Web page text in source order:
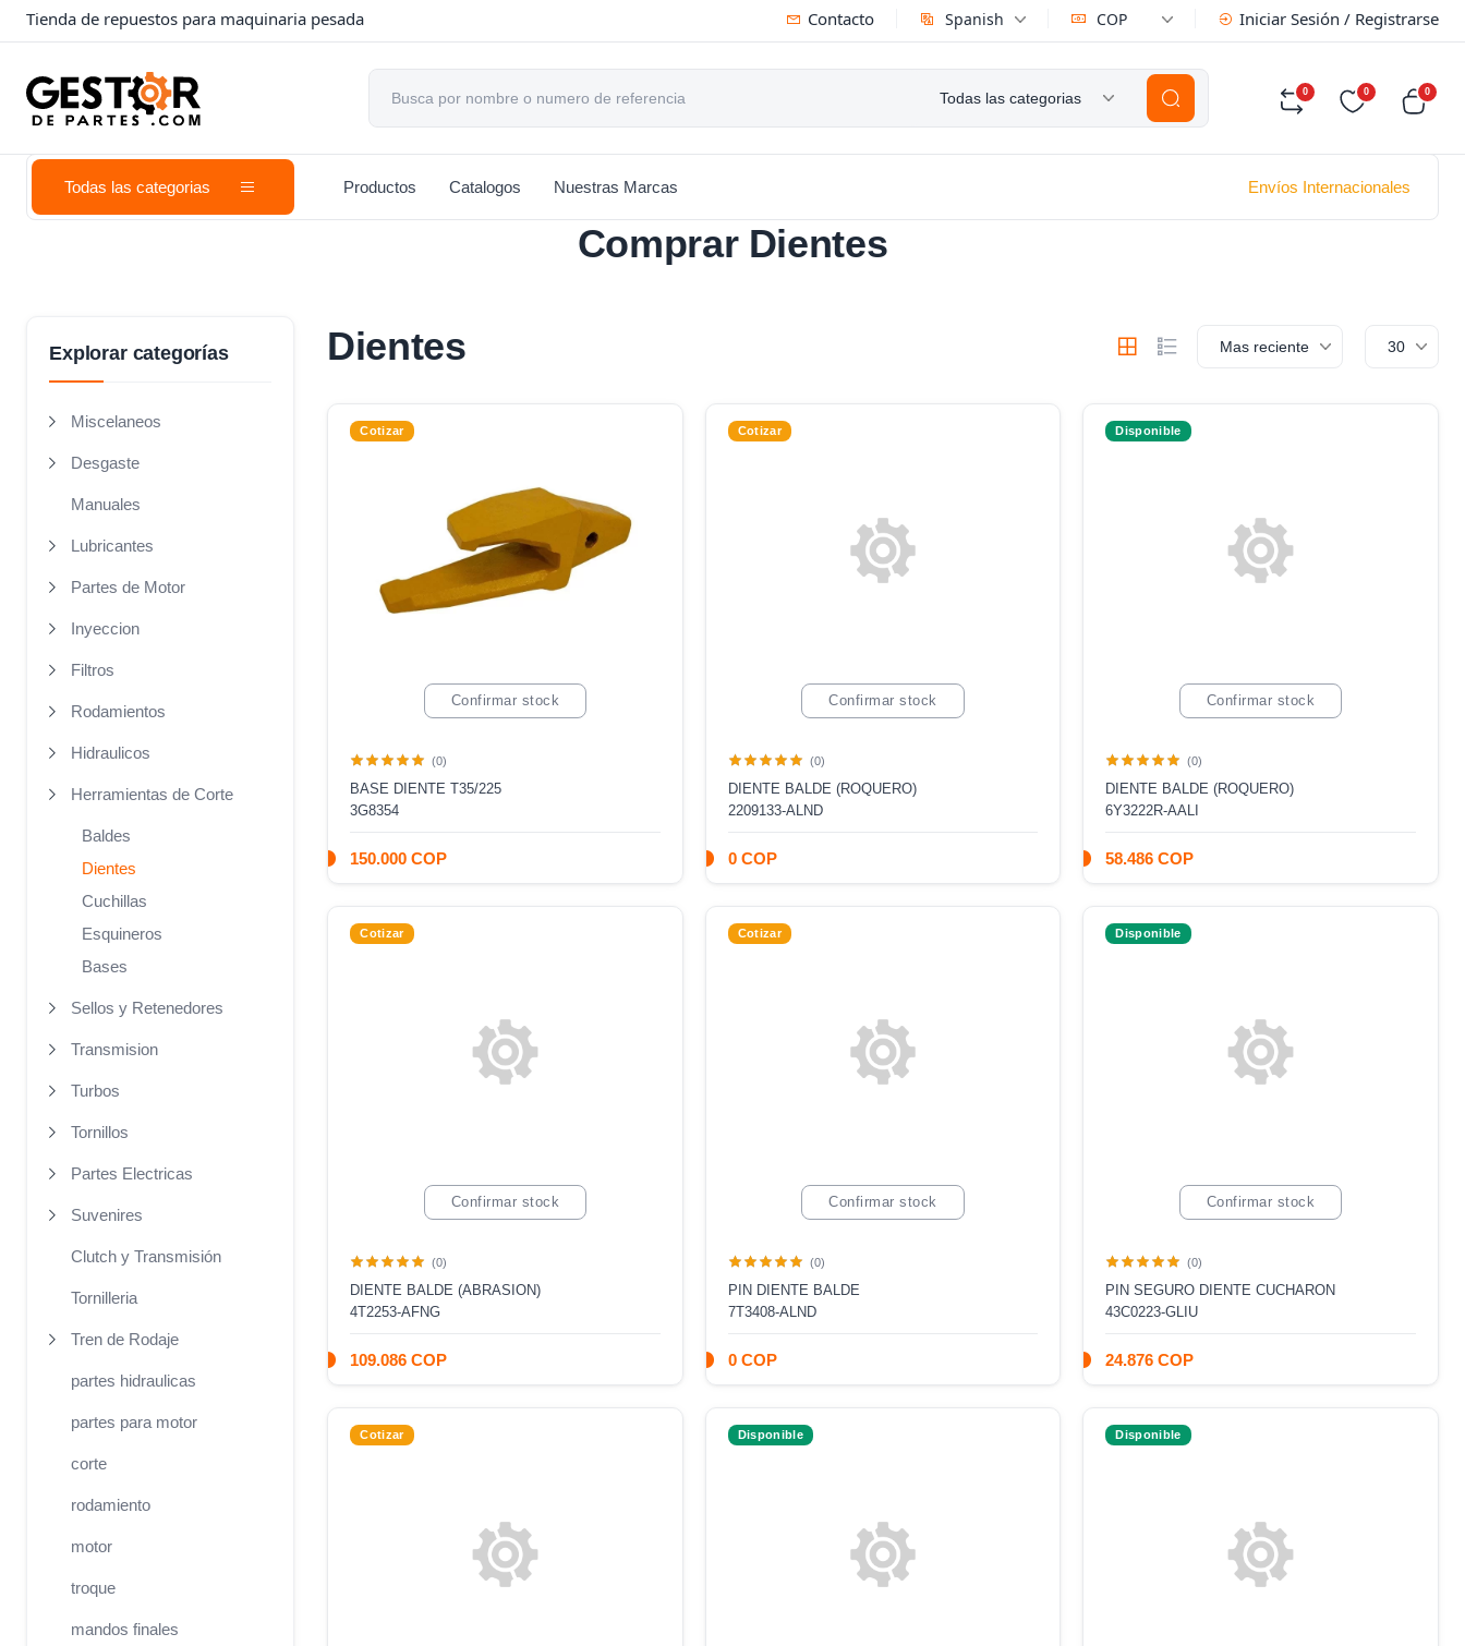
Tienda de repuestos para maquinaria pesada Contacto Spanish COP Iniciar Sesión / Registrarse
Todas las categorias 0 0 0
Todas las categorias Productos Catalogos Nuestras Marcas Envíos Internacionales
Comprar Dientes
Explorar categorías
Miscelaneos
Desgaste
Manuales
Lubricantes
Partes de Motor
Inyeccion
Filtros
Rodamientos
Hidraulicos
Herramientas de Corte
Baldes
Dientes
Cuchillas
Esquineros
Bases
Sellos y Retenedores
Transmision
Turbos
Tornillos
Partes Electricas
Suvenires
Clutch y Transmisión
Tornilleria
Tren de Rodaje
partes hidraulicas
partes para motor
corte
rodamiento
motor
troque
mandos finales
Dientes Mas reciente 30
Confirmar stock
Cotizar
(0)
BASE DIENTE T35/225
3G8354
150.000 COP
Confirmar stock
Cotizar
(0)
DIENTE BALDE (ROQUERO)
2209133-ALND
0 COP
Confirmar stock
Disponible
(0)
DIENTE BALDE (ROQUERO)
6Y3222R-AALI
58.486 COP
Confirmar stock
Cotizar
(0)
DIENTE BALDE (ABRASION)
4T2253-AFNG
109.086 COP
Confirmar stock
Cotizar
(0)
PIN DIENTE BALDE
7T3408-ALND
0 COP
Confirmar stock
Disponible
(0)
PIN SEGURO DIENTE CUCHARON
43C0223-GLIU
24.876 COP
Cotizar Disponible Disponible